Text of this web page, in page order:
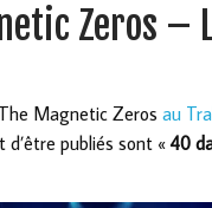
Zeros –
Magnetic Zeros au
publiés sont « 40